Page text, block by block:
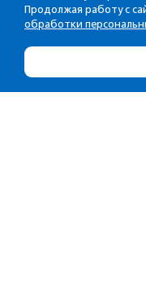
Продолжая работу с
обработки